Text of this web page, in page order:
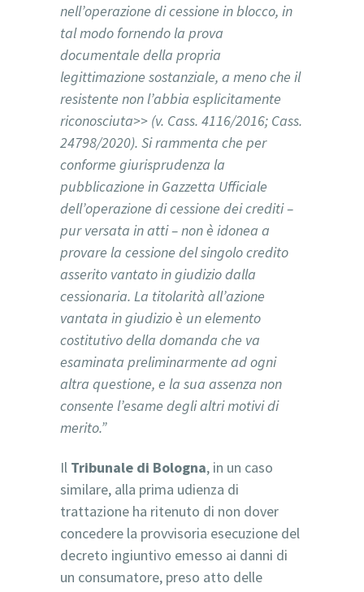
nell’operazione di cessione in blocco, in
tal modo fornendo la prova
documentale della propria
legittimazione sostanziale, a meno che il
resistente non l’abbia esplicitamente
riconosciuta>> (v. Cass. 4116/2016; Cass.
24798/2020). Si rammenta che per
conforme giurisprudenza la
pubblicazione in Gazzetta Ufficiale
dell’operazione di cessione dei crediti –
pur versata in atti – non è idonea a
provare la cessione del singolo credito
asserito vantato in giudizio dalla
cessionaria. La titolarità all’azione
vantata in giudizio è un elemento
costitutivo della domanda che va
esaminata preliminarmente ad ogni
altra questione, e la sua assenza non
consente l’esame degli altri motivi di
merito.”
Il Tribunale di Bologna, in un caso
similare, alla prima udienza di
trattazione ha ritenuto di non dover
concedere la provvisoria esecuzione del
decreto ingiuntivo emesso ai danni di
un consumatore, preso atto delle